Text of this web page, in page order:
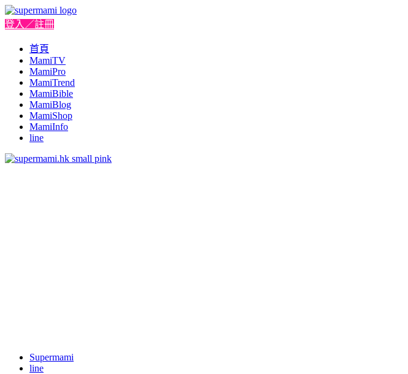
登入／註冊
首頁
MamiTV
MamiPro
MamiTrend
MamiBible
MamiBlog
MamiShop
MamiInfo
line
Supermami
line